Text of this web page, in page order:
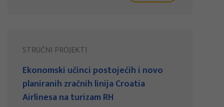
STRUČNI PROJEKTI
Ekonomski učinci postojećih i novo
planiranih zračnih linija Croatia
Airlinesa na turizam RH